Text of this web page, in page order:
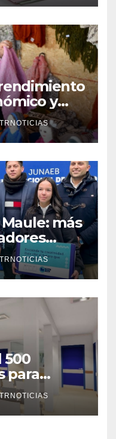
y
apoyos
TRNOTICIAS
más
en
TRNOTICIAS
500
para
TRNOTICIAS